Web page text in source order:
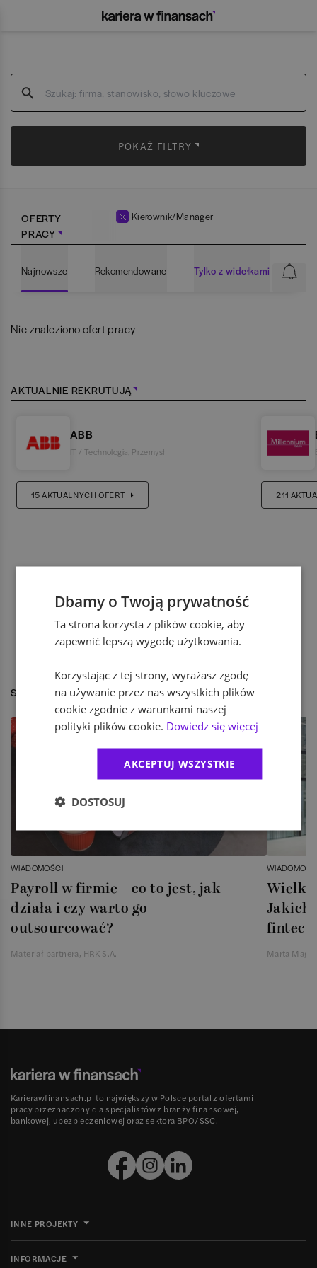
POKAŻ FILTRY
OFERTY
PRACY
Kierownik/Manager
Najnowsze Rekomendowane Tylko z widełkami
Nie znaleziono ofert pracy
AKTUALNIE REKRUTUJĄ
ABB
IT / Technologia Przemysł
15AKTUALNYCH OFERT 211
STREFA EKSPERTA
WIADOMOŚCI
Payroll w firmie – co to jest, jak
działa i czy warto go
outsourcować?
Materiał partnera, HRK S.A.
Jakich
Marta
Karierawfinansach.pl to największy w Polsce portal z ofertami
pracy przeznaczony dla specjalistów z branży finansowej,
bankowej, ubezpieczeniowej oraz sektora BPO/SSC.
INNE PROJEKTY
INFORMACJE
Dbamy o Twoją prywatność
Ta strona korzysta z plików cookie, aby
zapewnić lepszą wygodę użytkowania.
Korzystając z tej strony, wyrażasz zgodę
na używanie przez nas wszystkich plików
cookie zgodnie z warunkami naszej
polityki plików cookie. Dowiedz się więcej
AKCEPTUJ WSZYSTKIE
DOSTOSUJ